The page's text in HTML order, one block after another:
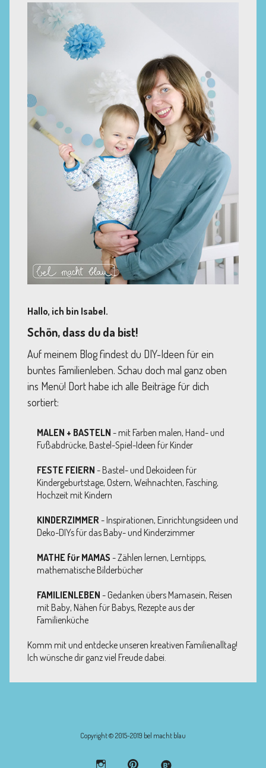
Hallo, ich bin Isabel.
Schön, dass du da bist!
Auf meinem Blog findest du DIY-Ideen für ein
buntes Familienleben. Schau doch mal ganz oben
ins Menü! Dort habe ich alle Beiträge für dich
sortiert:
MALEN + BASTELN - mit Farben malen, Hand- und
Fußabdrücke, Bastel-Spiel-Ideen für Kinder
FESTE FEIERN - Bastel- und Dekoideen für
Kindergeburtstage, Ostern, Weihnachten, Fasching,
Hochzeit mit Kindern
KINDERZIMMER - Inspirationen, Einrichtungsideen und
Deko-DIYs für das Baby- und Kinderzimmer
MATHE für MAMAS - Zählen lernen, Lerntipps,
mathematische Bilderbücher
FAMILIENLEBEN - Gedanken übers Mamasein, Reisen
mit Baby, Nähen für Babys, Rezepte aus der
Familienküche
Komm mit und entdecke unseren kreativen Familienalltag!
Ich wünsche dir ganz viel Freude dabei.
Copyright © 2015-2019 bel macht blau